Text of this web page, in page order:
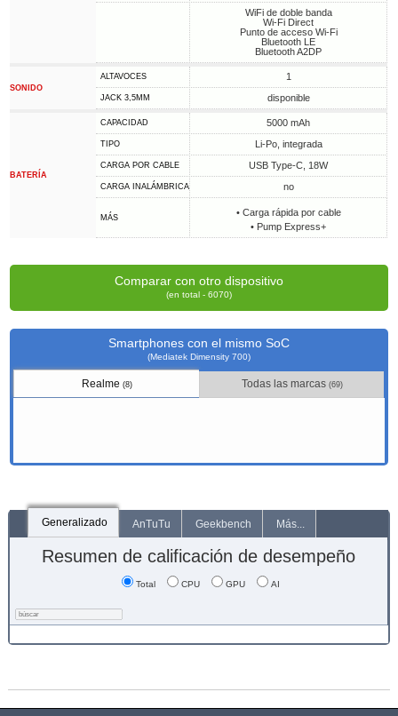
WiFi de doble banda
Wi-Fi Direct
Punto de acceso Wi-Fi
Bluetooth LE
Bluetooth A2DP
SONIDO
ALTAVOCES 1
JACK 3,5MM disponible
BATERÍA
CAPACIDAD 5000 mAh
TIPO Li-Po, integrada
CARGA POR CABLE USB Type-C, 18W
CARGA INALÁMBRICA no
MÁS
• Carga rápida por cable
• Pump Express+
Comparar con otro dispositivo
(en total - 6070)
Smartphones con el mismo SoC
(Mediatek Dimensity 700)
Realme (8) Todas las marcas (69)
Generalizado AnTuTu Geekbench Más...
Resumen de calificación de desempeño
Total CPU GPU AI